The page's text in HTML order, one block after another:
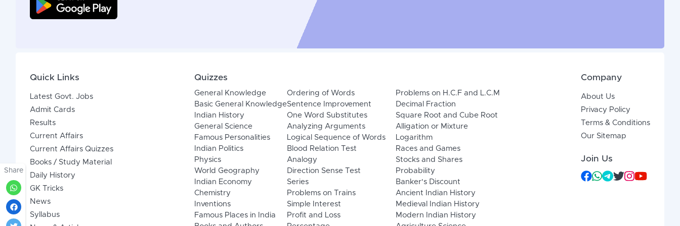
Share
Quick Links
Latest Govt. Jobs
Admit Cards
Results
Current Affairs
Current Affairs Quizzes
Books / Study Material
Daily History
GK Tricks
News
Syllabus
Quizzes
General Knowledge
Basic General Knowledge
Indian History
General Science
Famous Personalities
Indian Politics
Physics
World Geography
Indian Economy
Chemistry
Inventions
Famous Places in India
Ordering of Words
Sentence Improvement
One Word Substitutes
Analyzing Arguments
Logical Sequence of Words
Blood Relation Test
Analogy
Direction Sense Test
Series
Problems on Trains
Simple Interest
Profit and Loss
Problems on H.C.F and L.C.M
Decimal Fraction
Square Root and Cube Root
Alligation or Mixture
Logarithm
Races and Games
Stocks and Shares
Probability
Banker's Discount
Ancient Indian History
Medieval Indian History
Modern Indian History
Company
About Us
Privacy Policy
Terms & Conditions
Our Sitemap
Join Us